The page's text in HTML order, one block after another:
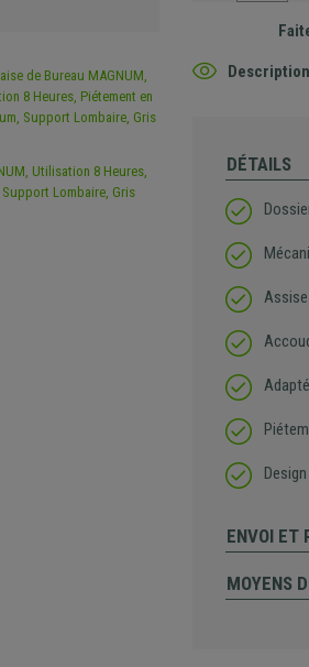
DÉTAILS
ENVOI ET
MOYENS